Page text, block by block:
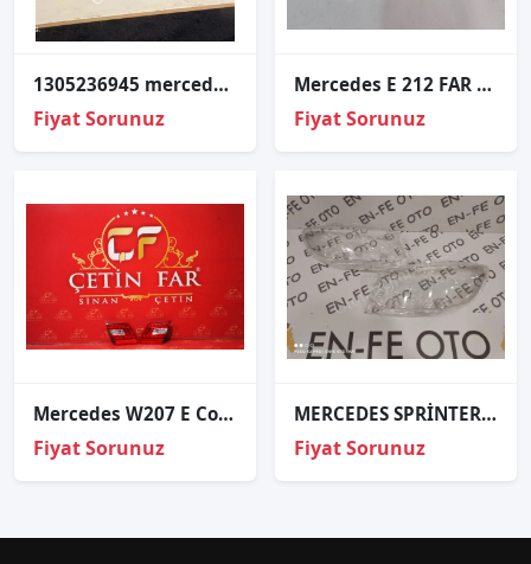
1305236945 mercedes S350 W222 222 kasa sağ ön far ledli
Fiyat Sorunuz
Mercedes E 212 FAR YÜKSEKLİK SENSÖRÜ A0045429918
Fiyat Sorunuz
Mercedes W207 E Coupe Led Sağ Sol İç Stop Sıfır Ulo
Fiyat Sorunuz
MERCEDES SPRİNTER SOL FAR CAMI SIFIR W907 W910
Fiyat Sorunuz